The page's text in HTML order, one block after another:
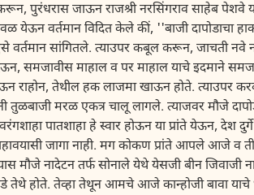
पुरंधरास जाऊन राजश्री नरसिंगराव साहेब पेशवे
येऊन वर्तमान विदित केले कीं, ''बाजी दापोडाचा
वर्तमान सांगितले. त्याउपर कबूल करून, जाचती नवे
समजावीस माहाल व पर माहाल याचे इदमाने
तेथील हक लाजमा खाऊन होते. त्याउपर
तुळबाजी मरळ एकत्र चालू लागले. त्याजवर मौजे
पातशाहा हे स्वार होऊन या प्रांते येऊन,
जागा नाही. मग कोकण प्रांते आपले आजे व
मौजे नादेटन तर्फ सोनाले येथे येसजी बीन जिवाजी
तेथे होते. तेव्हा तेथून आमचे आजे कान्होजी बावा